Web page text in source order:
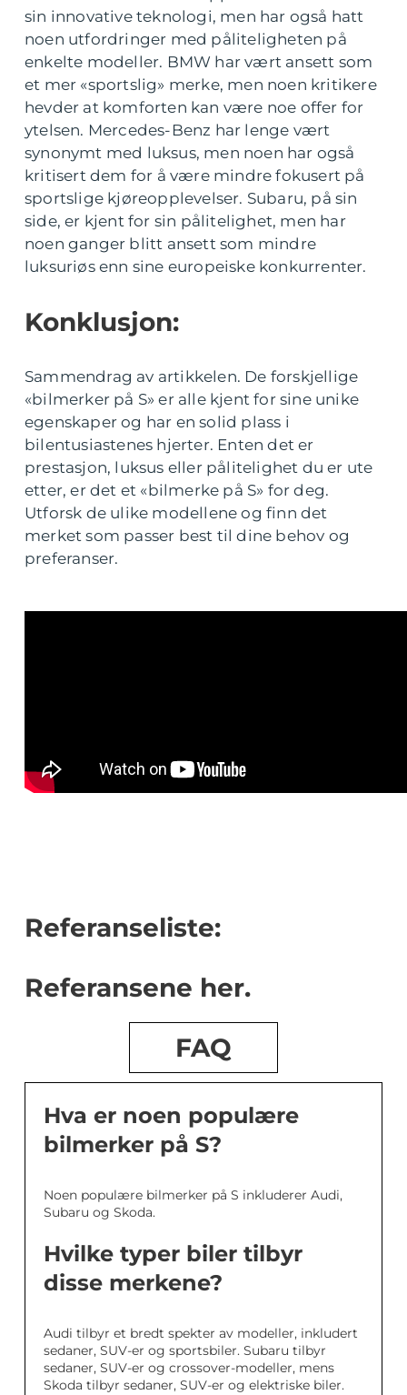
sin innovative teknologi, men har også hatt
noen utfordringer med påliteligheten på
enkelte modeller. BMW har vært ansett som
et mer «sportslig» merke, men noen kritikere
hevder at komforten kan være noe offer for
ytelsen. Mercedes-Benz har lenge vært
synonymt med luksus, men noen har også
kritisert dem for å være mindre fokusert på
sportslige kjøreopplevelser. Subaru, på sin
side, er kjent for sin pålitelighet, men har
noen ganger blitt ansett som mindre
luksuriøs enn sine europeiske konkurrenter.
Konklusjon:
Sammendrag av artikkelen. De forskjellige
«bilmerker på S» er alle kjent for sine unike
egenskaper og har en solid plass i
bilentusiastenes hjerter. Enten det er
prestasjon, luksus eller pålitelighet du er ute
etter, er det et «bilmerke på S» for deg.
Utforsk de ulike modellene og finn det
merket som passer best til dine behov og
preferanser.
Referanseliste:
Referansene her.
FAQ
Hva er noen populære
bilmerker på S?
Noen populære bilmerker på S inkluderer Audi,
Subaru og Skoda.
Hvilke typer biler tilbyr
disse merkene?
Audi tilbyr et bredt spekter av modeller, inkludert
sedaner, SUV-er og sportsbiler. Subaru tilbyr
sedaner, SUV-er og crossover-modeller, mens
Skoda tilbyr sedaner, SUV-er og elektriske biler.